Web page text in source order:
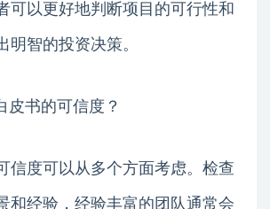
可以更好地判断项目的可行性和
明智的投资决策。
皮书的可信度？
信度可以从多个方面考虑。检查
和经验，经验丰富的团队通常会